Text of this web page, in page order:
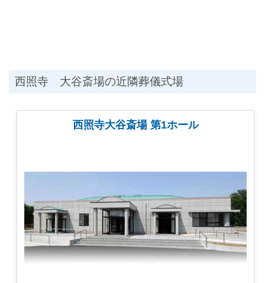
西照寺 大谷斎場の近隣葬儀式場
西照寺大谷斎場 第1ホール